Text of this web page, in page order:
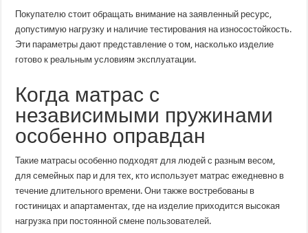
Покупателю стоит обращать внимание на заявленный ресурс,
допустимую нагрузку и наличие тестирования на износостойкость.
Эти параметры дают представление о том, насколько изделие
готово к реальным условиям эксплуатации.
Когда матрас с
независимыми пружинами
особенно оправдан
Такие матрасы особенно подходят для людей с разным весом,
для семейных пар и для тех, кто использует матрас ежедневно в
течение длительного времени. Они также востребованы в
гостиницах и апартаментах, где на изделие приходится высокая
нагрузка при постоянной смене пользователей.